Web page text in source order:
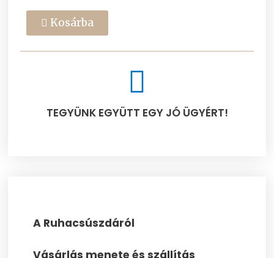
Kosárba
TEGYÜNK EGYÜTT EGY JÓ ÜGYÉRT!​
A Ruhacsúszdáról
Vásárlás menete és szállítás